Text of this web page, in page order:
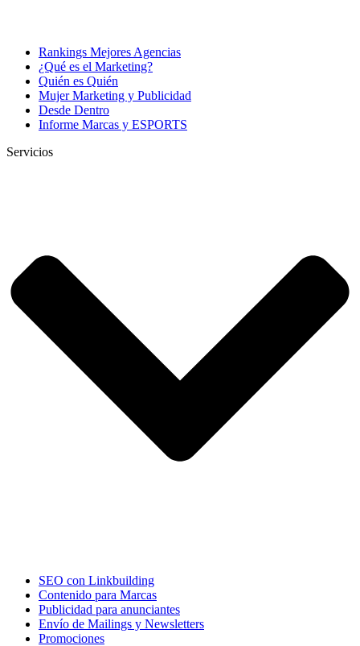
Rankings Mejores Agencias
¿Qué es el Marketing?
Quién es Quién
Mujer Marketing y Publicidad
Desde Dentro
Informe Marcas y ESPORTS
Servicios
SEO con Linkbuilding
Contenido para Marcas
Publicidad para anunciantes
Envío de Mailings y Newsletters
Promociones